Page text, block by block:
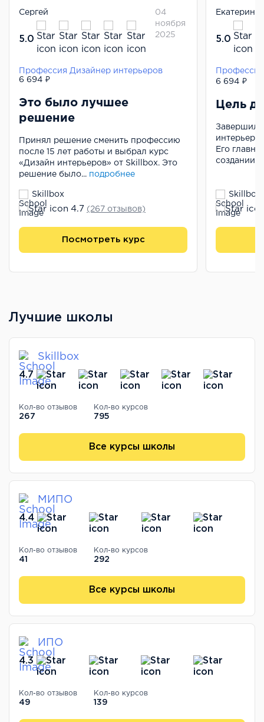
Сергей
5.0
04
ноября
2025
Профессия Дизайнер интерьеров
6 694 ₽
Это было лучшее
решение
Принял решение сменить профессию
после 15 лет работы и выбрал курс
«Дизайн интерьеров» от Skillbox. Это
решение было... подробнее
Skillbox
4.7 (267 отзывов)
Посмотреть курс
Екатерина
5.0
6 694 ₽
Цель
Его
создании
Skillbox
Лучшие школы
Skillbox
4.7
Кол-во отзывов
267
Кол-во курсов
795
Все курсы школы
МИПО
4.4
Кол-во отзывов
41
Кол-во курсов
292
Все курсы школы
ИПО
4.3
Кол-во отзывов
49
Кол-во курсов
139